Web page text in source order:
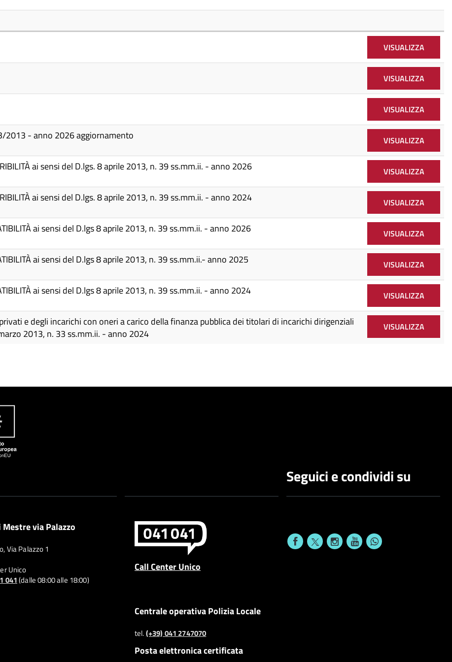
VISUALIZZA
VISUALIZZA
VISUALIZZA
2013 - anno 2026 aggiornamento VISUALIZZA
ai sensi del D.lgs. 8 aprile 2013, n. 39 ss.mm.ii. - anno 2026 VISUALIZZA
ai sensi del D.lgs. 8 aprile 2013, n. 39 ss.mm.ii. - anno 2024 VISUALIZZA
ai sensi del D.lgs 8 aprile 2013, n. 39 ss.mm.ii. - anno 2026 VISUALIZZA
ai sensi del D.lgs 8 aprile 2013, n. 39 ss.mm.ii.- anno 2025 VISUALIZZA
ai sensi del D.lgs 8 aprile 2013, n. 39 ss.mm.ii. - anno 2024 VISUALIZZA
e degli incarichi con oneri a carico della finanza pubblica dei titolari di incarichi dirigenziali
2013, n. 33 ss.mm.ii. - anno 2024
VISUALIZZA
Mestre via Palazzo
Via Palazzo 1
Unico
041(dalle 08:00 alle 18:00)
Call Center Unico
Centrale operativa Polizia Locale
tel.(+39) 041 2747070
Posta elettronica certificata
Seguici e condividi su